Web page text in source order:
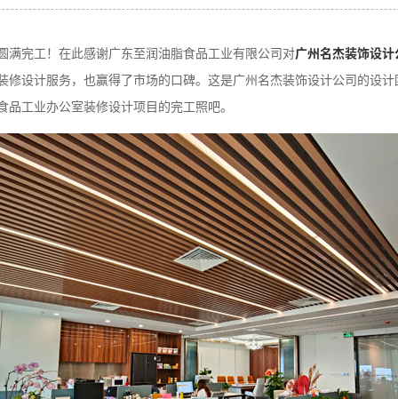
完工！在此感谢广东至润油脂食品工业有限公司对广州名杰装饰设计
设计服务，也赢得了市场的口碑。这是广州名杰装饰设计公司的设
工业办公室装修设计项目的完工照吧。